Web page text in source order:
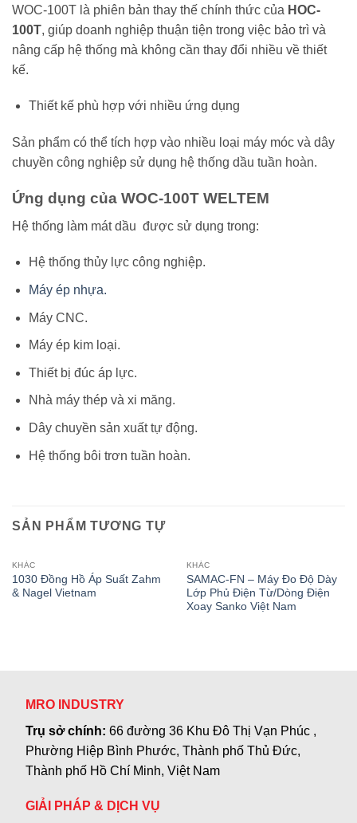
WOC-100T là phiên bản thay thế chính thức của HOC-
100T, giúp doanh nghiệp thuận tiện trong việc bảo trì và
nâng cấp hệ thống mà không cần thay đổi nhiều về thiết
kế.
Thiết kế phù hợp với nhiều ứng dụng
Sản phẩm có thể tích hợp vào nhiều loại máy móc và dây
chuyền công nghiệp sử dụng hệ thống dầu tuần hoàn.
Ứng dụng của WOC-100T WELTEM
Hệ thống làm mát dầu được sử dụng trong:
Hệ thống thủy lực công nghiệp.
Máy ép nhựa.
Máy CNC.
Máy ép kim loại.
Thiết bị đúc áp lực.
Nhà máy thép và xi măng.
Dây chuyền sản xuất tự động.
Hệ thống bôi trơn tuần hoàn.
SẢN PHẨM TƯƠNG TỰ
KHÁC
1030 Đồng Hồ Áp Suất Zahm
& Nagel Vietnam
KHÁC
SAMAC-FN – Máy Đo Độ Dày
Lớp Phủ Điện Từ/Dòng Điện
Xoay Sanko Việt Nam
MRO INDUSTRY
Trụ sở chính:66 đường 36 Khu Đô Thị Vạn Phúc ,
Phường Hiệp Bình Phước, Thành phố Thủ Đức,
Thành phố Hồ Chí Minh, Việt Nam
GIẢI PHÁP & DỊCH VỤ